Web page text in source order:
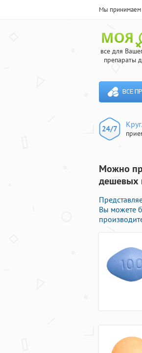
Мы принимаем
все для
препараты
ВСЕ
Можно
дешевых
Вы можете